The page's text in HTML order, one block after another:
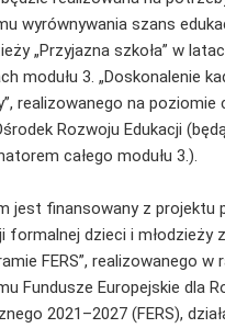
wyrównywania szans
„Przyjazna szkoła” w
modułu 3. „Doskonalenie
realizowanego na poziomie
Rozwoju Edukacji
całego modułu 3.).
jest finansowany z projektu
formalnej dzieci i młodzieży
FERS”, realizowanego w
Fundusze Europejskie dla
2021–2027 (FERS),